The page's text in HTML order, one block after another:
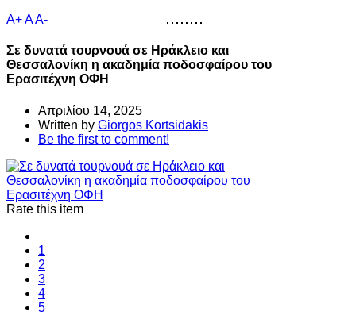
A+AA-
Σε δυνατά τουρνουά σε Ηράκλειο και
Θεσσαλονίκη η ακαδημία ποδοσφαίρου του
Ερασιτέχνη ΟΦΗ
Απριλίου 14, 2025
Written by Giorgos Kortsidakis
Be the first to comment!
Rate this item
1
2
3
4
5